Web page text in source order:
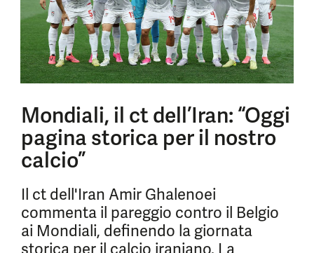
Mondiali, il ct dell’Iran: “Oggi
pagina storica per il nostro
calcio”
Il ct dell'Iran Amir Ghalenoei
commenta il pareggio contro il Belgio
ai Mondiali, definendo la giornata